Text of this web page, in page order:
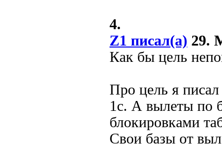
4.
Z1 писал(а) 29.
Как бы цель
Про цель я
1с. А вылеты по
блокировками
Свои базы от